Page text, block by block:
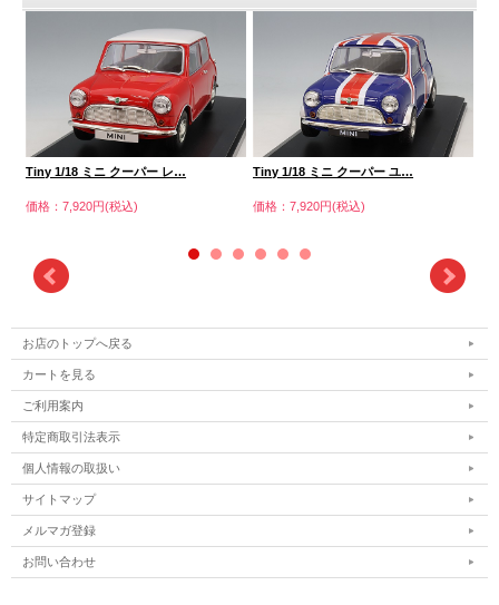
Tiny 1/18 ミニ クーパー レ…
価格：7,920円(税込)
Tiny 1/18 ミニ クーパー ユ…
価格：7,920円(税込)
お店のトップへ戻る
カートを見る
ご利用案内
特定商取引法表示
個人情報の取扱い
サイトマップ
メルマガ登録
お問い合わせ